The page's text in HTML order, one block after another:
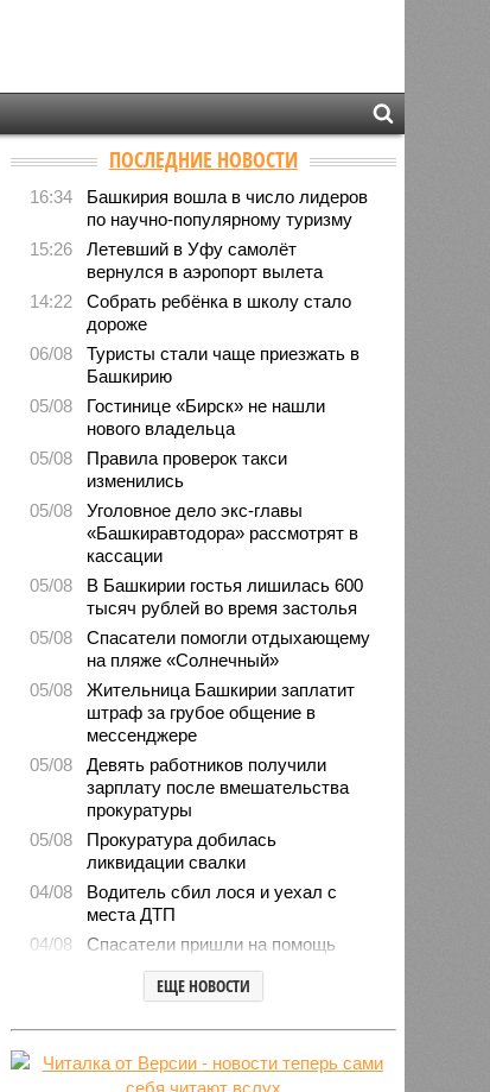
ПОСЛЕДНИЕ НОВОСТИ
16:34
Башкирия вошла в число лидеров
по научно-популярному туризму
15:26
Летевший в Уфу самолёт
вернулся в аэропорт вылета
14:22
Собрать ребёнка в школу стало
дороже
06/08
Туристы стали чаще приезжать в
Башкирию
05/08
Гостинице «Бирск» не нашли
нового владельца
05/08
Правила проверок такси
изменились
05/08
Уголовное дело экс-главы
«Башкиравтодора» рассмотрят в
кассации
05/08
В Башкирии гостья лишилась 600
тысяч рублей во время застолья
05/08
Спасатели помогли отдыхающему
на пляже «Солнечный»
05/08
Жительница Башкирии заплатит
штраф за грубое общение в
мессенджере
05/08
Девять работников получили
зарплату после вмешательства
прокуратуры
05/08
Прокуратура добилась
ликвидации свалки
04/08
Водитель сбил лося и уехал с
места ДТП
04/08
Спасатели пришли на помощь
заблокированному в машине
мужчинеЕЩЕ НОВОСТИ